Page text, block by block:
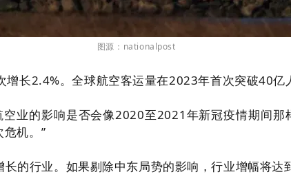
图源：nationalpost
长2.4%。全球航空客运量在2023年首次突破40亿
业的影响是否会像2020至2021年新冠疫情期间那
机。”
的行业。如果剔除中东局势的影响，行业增幅将达